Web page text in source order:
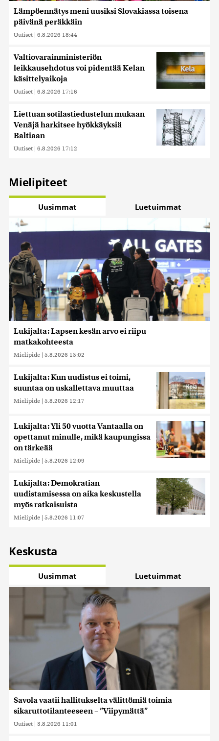
Lämpöennätys meni uusiksi Slovakiassa toisena
päivänä peräkkäin
Uutiset | 6.8.2026 18:44
Valtiovarainministeriön
leikkausehdotus voi pidentää Kelan
käsittelyaikoja
Uutiset | 6.8.2026 17:16
Liettuan sotilastiedustelun mukaan
Venäjä harkitsee hyökkäyksiä
Baltiaan
Uutiset | 6.8.2026 17:12
Mielipiteet
Uusimmat Luetuimmat
Lukijalta: Lapsen kesän arvo ei riipu
matkakohteesta
Mielipide | 5.8.2026 15:02
Lukijalta: Kun uudistus ei toimi,
suuntaa on uskallettava muuttaa
Mielipide | 5.8.2026 12:17
Lukijalta: Yli 50 vuotta Vantaalla on
opettanut minulle, mikä kaupungissa
on tärkeää
Mielipide | 5.8.2026 12:09
Lukijalta: Demokratian
uudistamisessa on aika keskustella
myös ratkaisuista
Mielipide | 5.8.2026 11:07
Keskusta
Uusimmat Luetuimmat
Savola vaatii hallitukselta välittömiä toimia
sikaruttotilanteeseen – ”Viipymättä”
Uutiset | 3.8.2026 11:01